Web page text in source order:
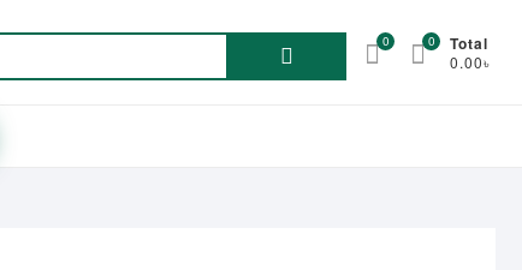
Search
0 Total
0.00৳
0